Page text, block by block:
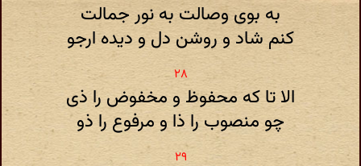
به بوی وصالت به نور جمالت
کنم شاد و روشن دل و دیده ارجو
الا تا که محفوظ و مخفوض را ذی
چو منصوب را ذا و مرفوع را ذو